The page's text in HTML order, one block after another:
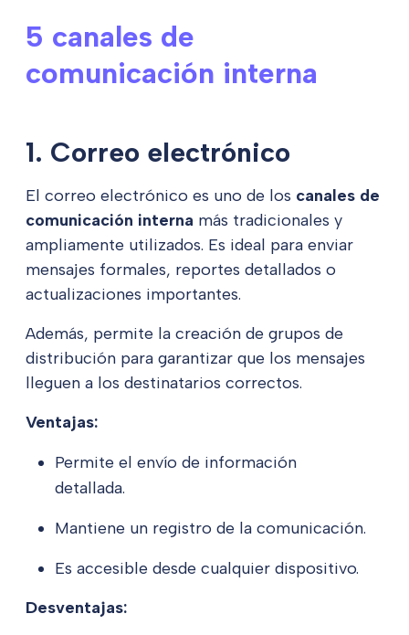
5 canales de
comunicación interna
1. Correo electrónico
El correo electrónico es uno de los canales de
comunicación interna más tradicionales y
ampliamente utilizados. Es ideal para enviar
mensajes formales, reportes detallados o
actualizaciones importantes.
Además, permite la creación de grupos de
distribución para garantizar que los mensajes
lleguen a los destinatarios correctos.
Ventajas:
Permite el envío de información
detallada.
Mantiene un registro de la comunicación.
Es accesible desde cualquier dispositivo.
Desventajas: